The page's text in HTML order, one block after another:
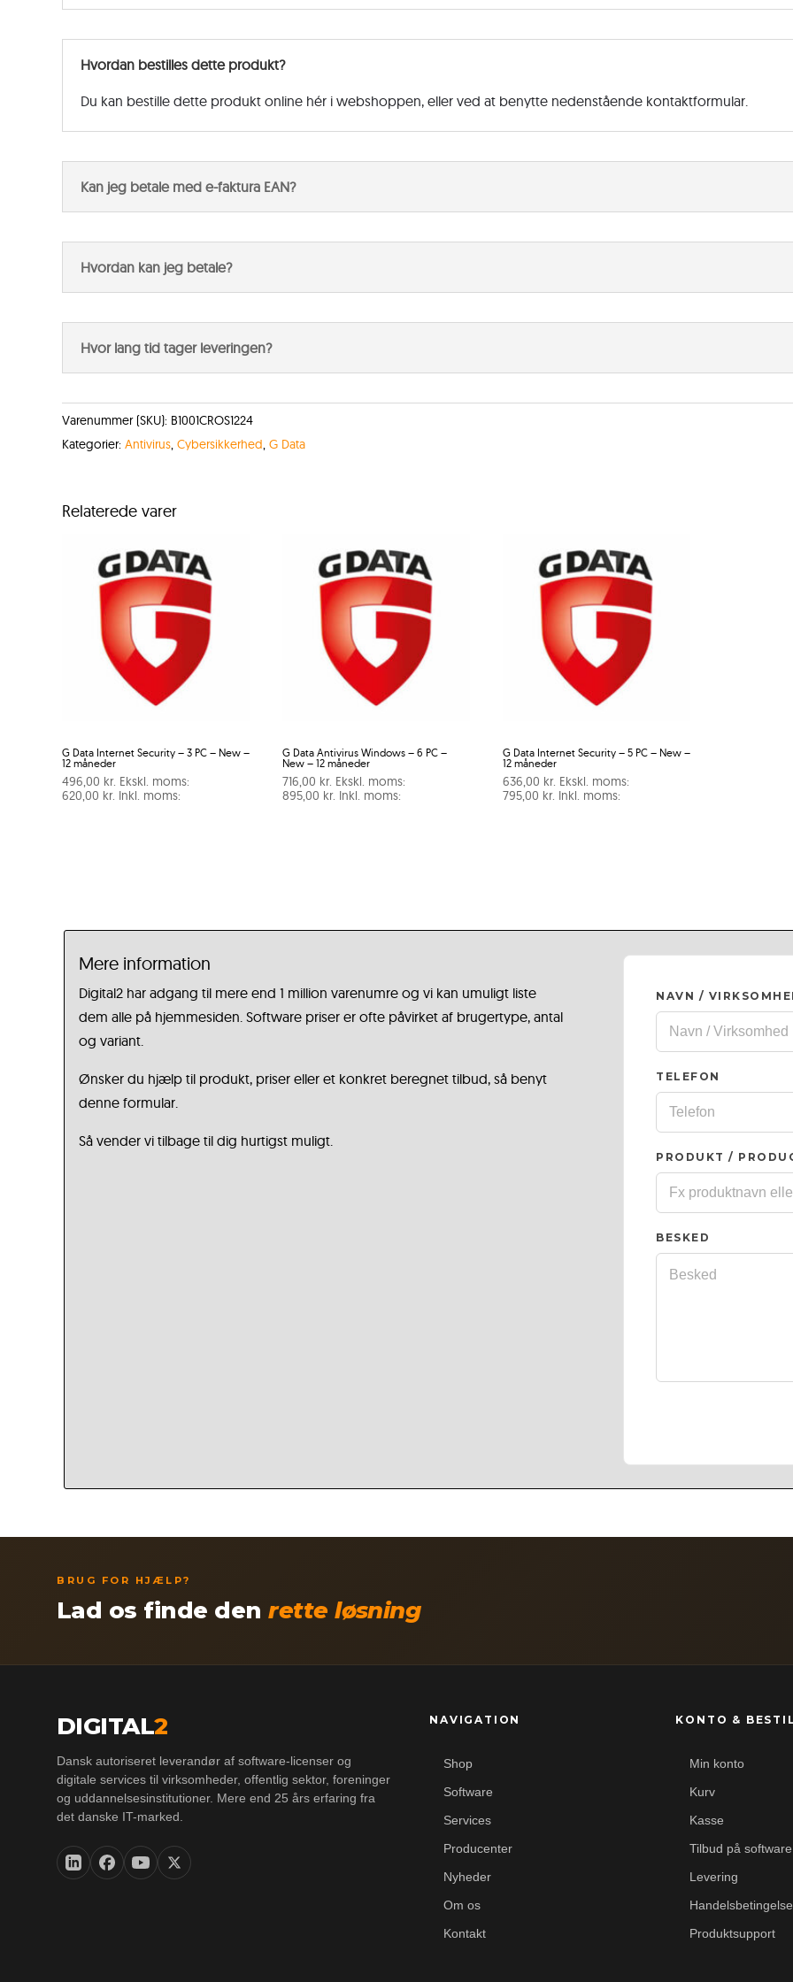
Hvordan bestilles dette produkt?
Du kan bestille dette produkt online hér i webshoppen, eller ved at benytte nedenstående kontaktformular.
Kan jeg betale med e-faktura EAN?
Hvordan kan jeg betale?
Hvor lang tid tager leveringen?
Varenummer (SKU): B1001CROS1224
Kategorier: Antivirus, Cybersikkerhed, G Data
Relaterede varer
G Data Internet Security – 3 PC – New –
12 måneder
496,00 kr. Ekskl. moms:
620,00 kr. Inkl. moms:
G Data Antivirus Windows – 6 PC –
New – 12 måneder
716,00 kr. Ekskl. moms:
895,00 kr. Inkl. moms:
G Data Internet Security – 5 PC – New –
12 måneder
636,00 kr. Ekskl. moms:
795,00 kr. Inkl. moms:
Mere information
Digital2 har adgang til mere end 1 million varenumre og vi kan umuligt liste
dem alle på hjemmesiden. Software priser er ofte påvirket af brugertype, antal
og variant.
Ønsker du hjælp til produkt, priser eller et konkret beregnet tilbud, så benyt
denne formular.
Så vender vi tilbage til dig hurtigst muligt.
NAVN /
TELEFON
PRODUKT /
BESKED
BRUG FOR HJÆLP?
Lad os finde denrette løsning
DIGITAL2
Dansk autoriseret leverandør af software-licenser og
digitale services til virksomheder, offentlig sektor, foreninger
og uddannelsesinstitutioner. Mere end 25 års erfaring fra
det danske IT-marked.
NAVIGATION
Shop
Software
Services
Producenter
Nyheder
Om os
Kontakt
KONTO &
Min konto
Kurv
Kasse
Tilbud på software
Levering
Produktsupport